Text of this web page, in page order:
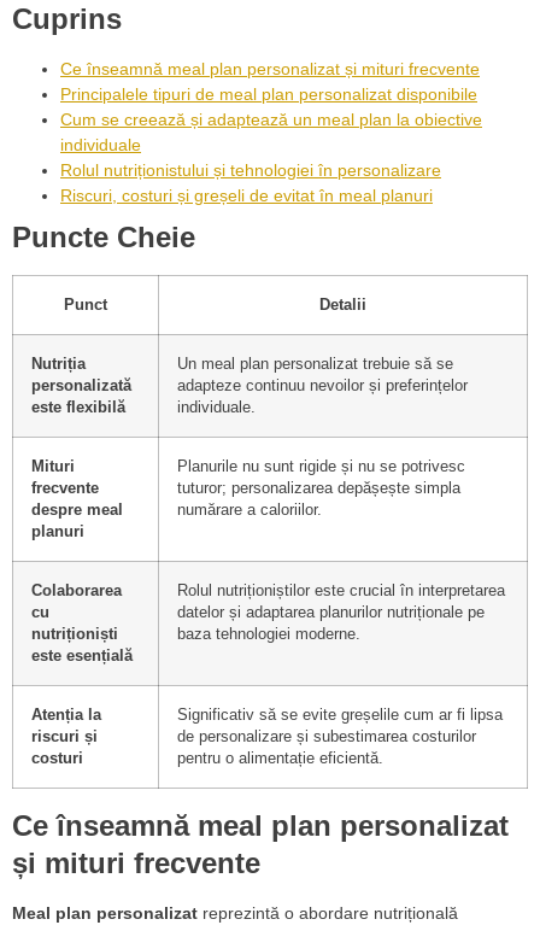
Cuprins
Ce înseamnă meal plan personalizat și mituri frecvente
Principalele tipuri de meal plan personalizat disponibile
Cum se creează și adaptează un meal plan la obiective
individuale
Rolul nutriționistului și tehnologiei în personalizare
Riscuri, costuri și greșeli de evitat în meal planuri
Puncte Cheie
Punct Detalii
Nutriția
personalizată
este flexibilă
Un meal plan personalizat trebuie să se
adapteze continuu nevoilor și preferințelor
individuale.
Mituri
frecvente
despre meal
planuri
Planurile nu sunt rigide și nu se potrivesc
tuturor; personalizarea depășește simpla
numărare a caloriilor.
Colaborarea
cu
nutriționiști
este esențială
Rolul nutriționiștilor este crucial în interpretarea
datelor și adaptarea planurilor nutriționale pe
baza tehnologiei moderne.
Atenția la
riscuri și
costuri
Significativ să se evite greșelile cum ar fi lipsa
de personalizare și subestimarea costurilor
pentru o alimentație eficientă.
Ce înseamnă meal plan personalizat
și mituri frecvente
Meal plan personalizat reprezintă o abordare nutrițională